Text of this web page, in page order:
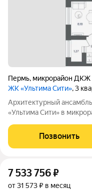
Пермь, микрорайон ДКЖ
ЖК «Ультима Сити», 3
Архитектурный
«Ультима Сити» в
воплощает в себе
сочетая
Позвонить
7 533 756₽
от 31 573 ₽ в месяц